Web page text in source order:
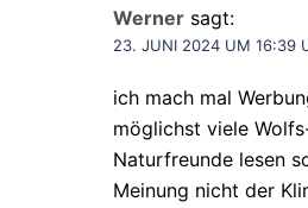
Werner sagt:
23. JUNI 2024 UM 16:39
ich mach mal
möglichst viele
Naturfreunde lesen
Meinung nicht der